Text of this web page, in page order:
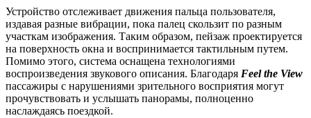
Устройство отслеживает движения пальца пользователя,
издавая разные вибрации, пока палец скользит по разным
участкам изображения. Таким образом, пейзаж проектируется
на поверхность окна и воспринимается тактильным путем.
Помимо этого, система оснащена технологиями
воспроизведения звукового описания. Благодаря Feel the View
пассажиры с нарушениями зрительного восприятия могут
прочувствовать и услышать панорамы, полноценно
наслаждаясь поездкой.